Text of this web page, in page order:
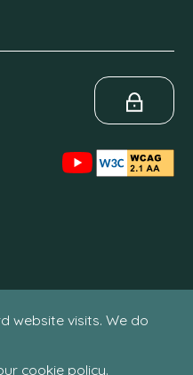
website visits. We do
cookie policy.